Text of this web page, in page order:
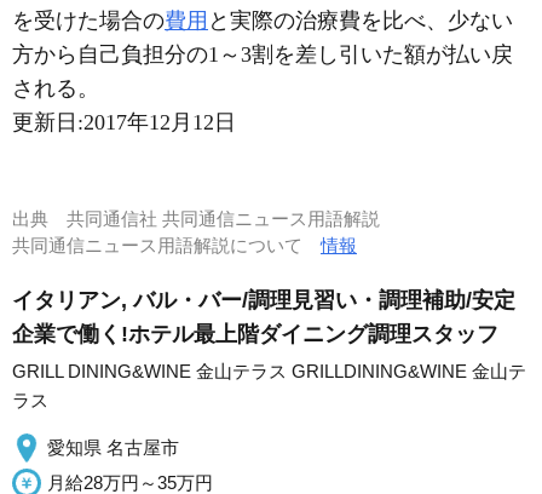
を受けた場合の費用 と実際の治療費を比べ、少ない
方から自己負担分の1～3割を差し引いた額が払い戻
される。
更新日:2017年12月12日
出典 共同通信社 共同通信ニュース用語解説
共同通信ニュース用語解説について情報
イタリアン, バル・バー/調理見習い・調理補助/安定
企業で働く!ホテル最上階ダイニング調理スタッフ
GRILL DINING&WINE 金山テラス GRILLDINING&WINE 金山テ
ラス
愛知県 名古屋市
月給28万円～35万円